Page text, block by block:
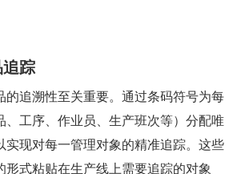
踪
的追溯性至关重要。通过条码符号为每
、工序、作业员、生产班次等）分配唯
实现对每一管理对象的精准追踪。这些
形式粘贴在生产线上需要追踪的对象